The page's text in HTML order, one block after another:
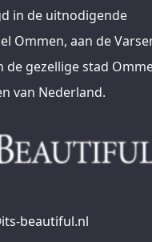
in de uitnodigende
Ommen, aan de
de gezellige stad
van Nederland.
beautiful.nl